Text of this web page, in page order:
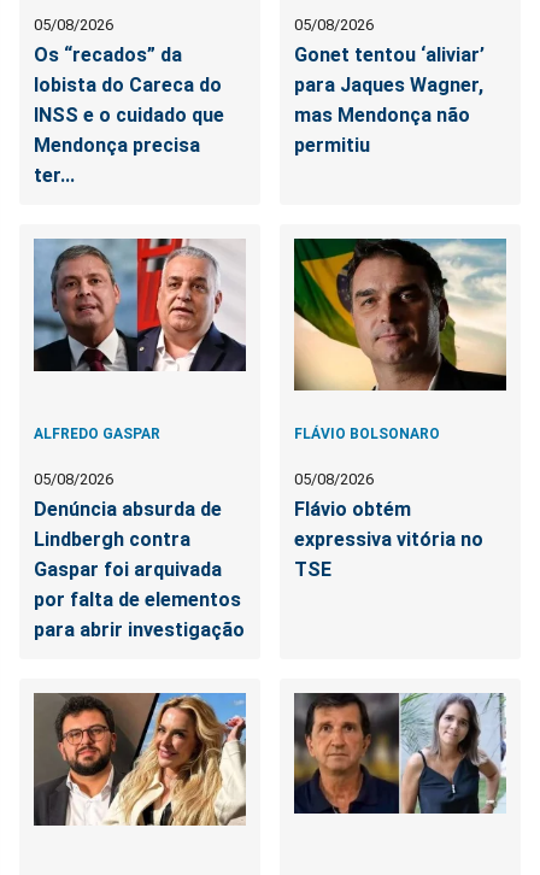
05/08/2026
Os “recados” da
lobista do Careca do
INSS e o cuidado que
Mendonça precisa
ter...
05/08/2026
Gonet tentou ‘aliviar’
para Jaques Wagner,
mas Mendonça não
permitiu
ALFREDO GASPAR
05/08/2026
Denúncia absurda de
Lindbergh contra
Gaspar foi arquivada
por falta de elementos
para abrir investigação
FLÁVIO BOLSONARO
05/08/2026
Flávio obtém
expressiva vitória no
TSE